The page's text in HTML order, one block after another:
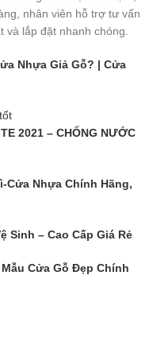
nhân viên hỗ trợ tư vấn
lắp đặt nhanh chóng.
Nhựa Giả Gỗ? | Cửa
2021 – CHỐNG NƯỚC
Cửa Nhựa Chính Hãng,
Sinh – Cao Cấp Giá Rẻ
Cửa Gỗ Đẹp Chính